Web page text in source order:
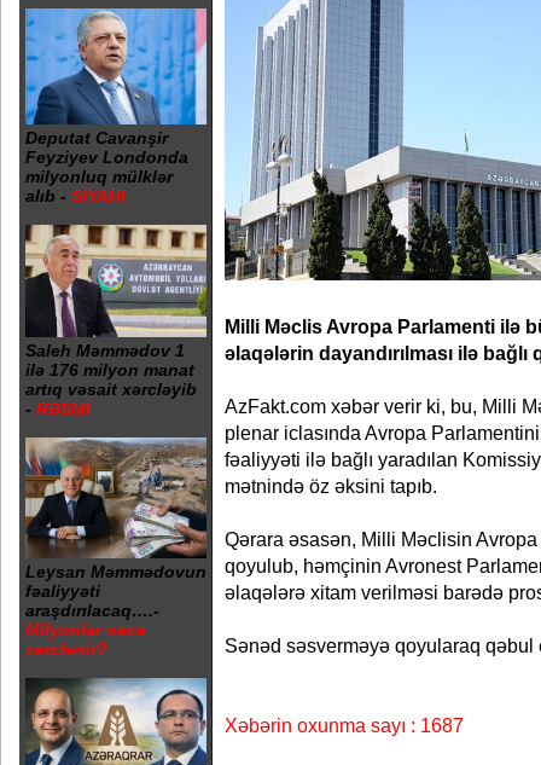
Deputat Cavanşir
Feyziyev Londonda
milyonluq mülklər
alıb - SİYAHI
Saleh Məmmədov 1
ilə 176 milyon manat
artıq vəsait xərcləyib
- RƏSMİ
Leysan Məmmədovun
fəaliyyəti
araşdırılacaq….-
Milyonlar necə
xərclənir?
Milli Məclis Avropa Parlamenti ilə
əlaqələrin dayandırılması ilə
AzFakt.com xəbər verir ki, bu, Milli
plenar iclasında Avropa
fəaliyyəti ilə bağlı yaradılan
mətnində öz əksini tapıb.
Qərara əsasən, Milli Məclisin Avropa
qoyulub, həmçinin Avronest
əlaqələrə xitam verilməsi barədə
Sənəd səsverməyə qoyularaq
Xəbərin oxunma sayı : 1687